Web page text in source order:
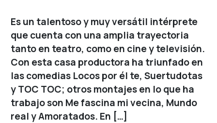
CONTACTO
VENTA A GRUPOS
BUSCA TUS BOLETOS
SELECCIONA UNA OBRA
OBRA
SELECCIONA UNA FECHA
FECHA
Es un talentoso y muy versátil intérprete
que cuenta con una amplia trayectoria
tanto en teatro, como en cine y televisión.
Con esta casa productora ha triunfado en
las comedias Locos por él te, Suertudotas
y TOC TOC; otros montajes en lo que ha
trabajo son Me fascina mi vecina, Mundo
real y Amoratados. En […]